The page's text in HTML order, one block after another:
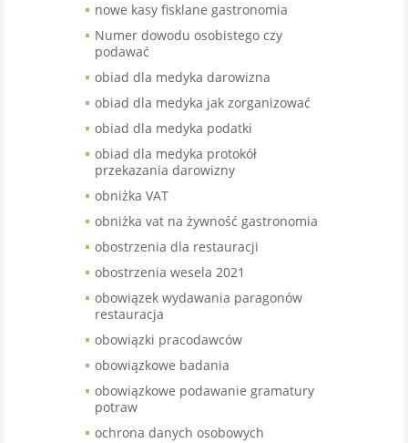
nowe kasy fisklane gastronomia
Numer dowodu osobistego czy
podawać
obiad dla medyka darowizna
obiad dla medyka jak zorganizować
obiad dla medyka podatki
obiad dla medyka protokół
przekazania darowizny
obniżka VAT
obniżka vat na żywność gastronomia
obostrzenia dla restauracji
obostrzenia wesela 2021
obowiązek wydawania paragonów
restauracja
obowiązki pracodawców
obowiązkowe badania
obowiązkowe podawanie gramatury
potraw
ochrona danych osobowych